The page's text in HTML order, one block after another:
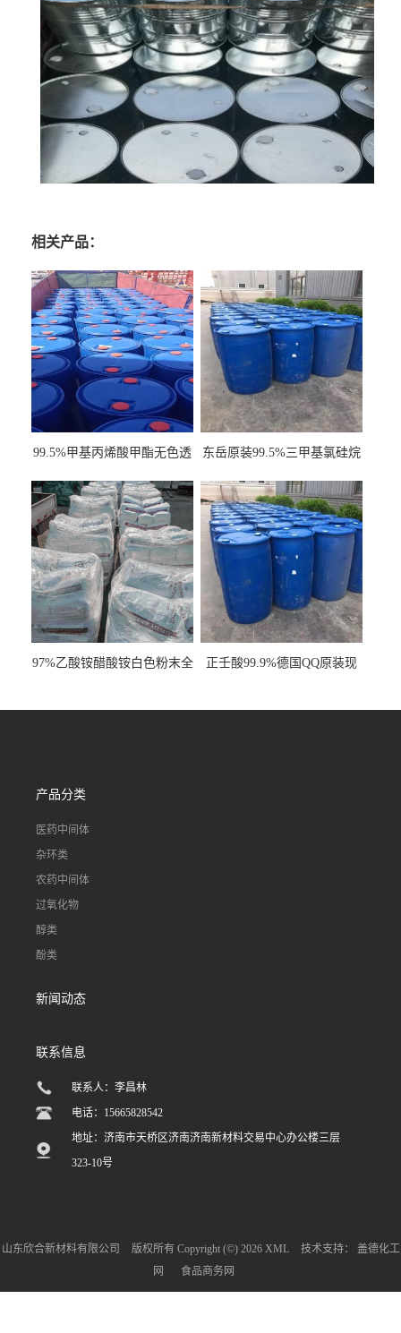
相关产品：
99.5%甲基丙烯酸甲酯无色透
东岳原装99.5%三甲基氯硅烷
97%乙酸铵醋酸铵白色粉末全
正壬酸99.9%德国QQ原装现
产品分类
医药中间体
杂环类
农药中间体
过氧化物
醇类
酚类
新闻动态
联系信息
联系人：李昌林
电话：15665828542
地址：济南市天桥区济南济南新材料交易中心办公楼三层
323-10号
山东欣合新材料有限公司 版权所有 Copyright (©) 2026 XML 技术支持：
盖德化工
网
食品商务网